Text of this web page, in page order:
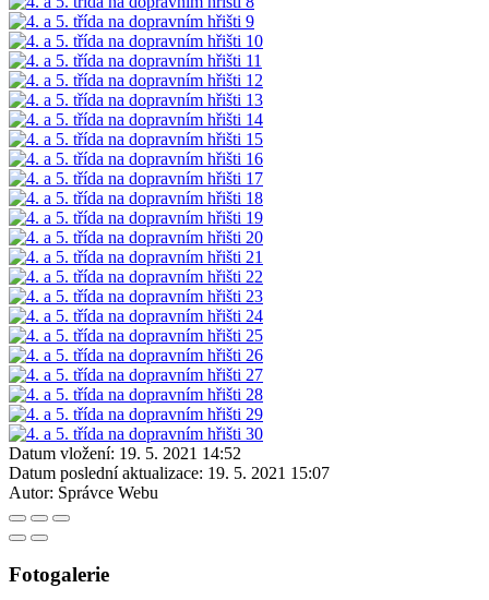
Datum vložení: 19. 5. 2021 14:52
Datum poslední aktualizace: 19. 5. 2021 15:07
Autor: Správce Webu
Fotogalerie